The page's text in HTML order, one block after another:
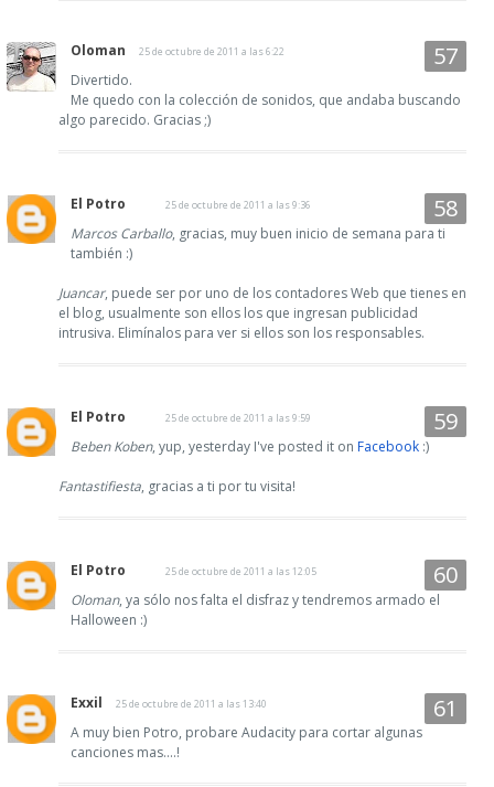
Oloman 25 de octubre de 2011 a las 6:22
Divertido.
Me quedo con la colección de sonidos, que andaba buscando
algo parecido. Gracias ;)
El Potro 25 de octubre de 2011 a las 9:36
Marcos Carballo, gracias, muy buen inicio de semana para ti
también :)
Juancar, puede ser por uno de los contadores Web que tienes en
el blog, usualmente son ellos los que ingresan publicidad
intrusiva. Elimínalos para ver si ellos son los responsables.
El Potro 25 de octubre de 2011 a las 9:59
Beben Koben, yup, yesterday I've posted it on Facebook :)
Fantastifiesta, gracias a ti por tu visita!
El Potro 25 de octubre de 2011 a las 12:05
Oloman, ya sólo nos falta el disfraz y tendremos armado el
Halloween :)
Exxil 25 de octubre de 2011 a las 13:40
A muy bien Potro, probare Audacity para cortar algunas
canciones mas....!